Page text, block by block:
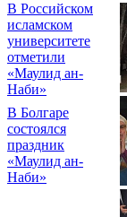
В Российском
исламском
университете
отметили
«Маулид ан-
Наби»
В Болгаре
состоялся
праздник
«Маулид ан-
Наби»